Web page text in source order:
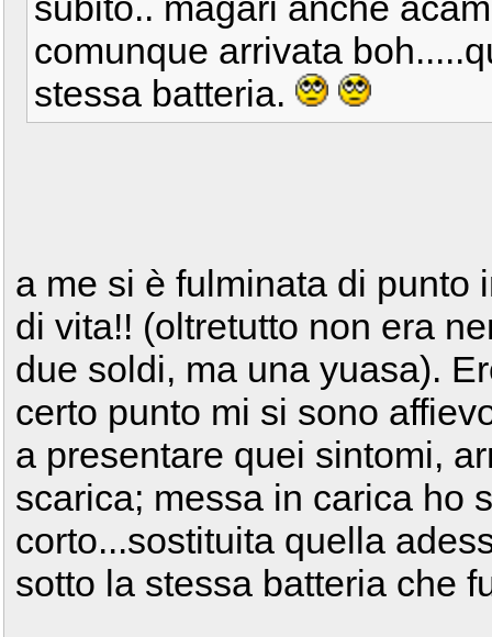
comunque arrivata
stessa batteria.
a me si è fulminata di punto
di vita!! (oltretutto non era
due soldi, ma una yuasa).
certo punto mi si sono
a presentare quei sintomi,
scarica; messa in carica ho
corto...sostituita quella
sotto la stessa batteria che